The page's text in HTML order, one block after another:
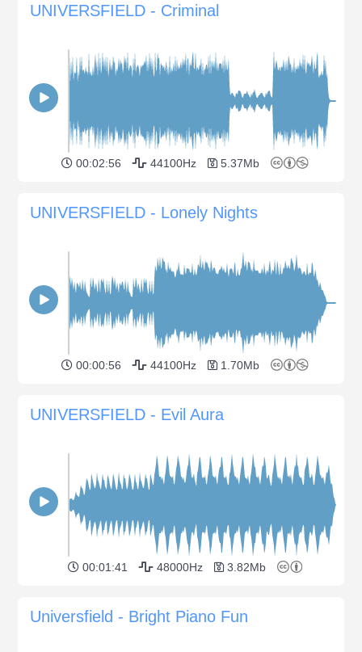
UNIVERSFIELD - Criminal
00:02:56 44100Hz 5.37Mb
UNIVERSFIELD - Lonely Nights
00:00:56 44100Hz 1.70Mb
UNIVERSFIELD - Evil Aura
00:01:41 48000Hz 3.82Mb
Universfield - Bright Piano Fun